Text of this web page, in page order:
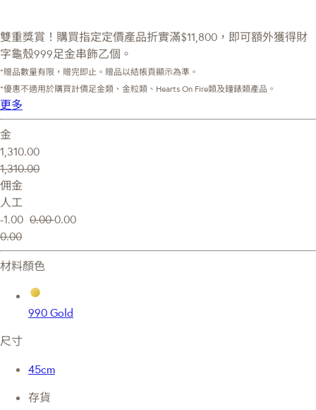
雙重獎賞！購買指定定價產品折實滿$11,800，即可額外獲得財
字龜殼999足金串飾乙個。
*贈品數量有限，贈完即止。贈品以結帳頁顯示為準。
*優惠不適用於購買計價足金類、金粒類、Hearts On Fire類及鐘錶類產品。
更多
金
1,310.00
1,310.00
佣金
人工
-1.00 0.000.00
0.00
材料顏色
990 Gold
尺寸
45cm
存貨